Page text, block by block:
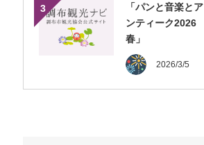
3
「パンと音楽とア
ンティーク2026
春」
2026/3/5